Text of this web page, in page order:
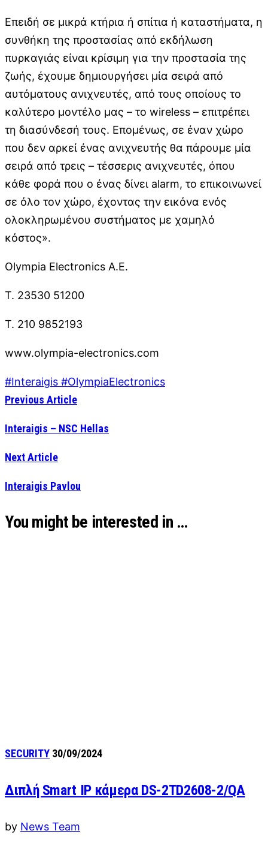
Επειδή σε μικρά κτήρια ή σπίτια ή καταστήματα, η
συνθήκη της προστασίας από εκδήλωση
πυρκαγιάς είναι κρίσιμη για την προστασία της
ζωής, έχουμε δημιουργήσει μία σειρά από
αυτόματους ανιχνευτές, από τους οποίους το
καλύτερο μοντέλο μας – το wireless – επιτρέπει
τη διασύνδεσή τους. Επομένως, σε έναν χώρο
που δεν αρκεί ένας ανιχνευτής θα πάρουμε μία
σειρά από τρεις – τέσσερις ανιχνευτές, όπου
κάθε φορά που ο ένας δίνει alarm, το επικοινωνεί
σε όλο τον χώρο, έχοντας την εικόνα ενός
ολοκληρωμένου συστήματος με χαμηλό
κόστος».
Olympia Electronics A.E.
T. 23530 51200
T. 210 9852193
www.olympia-electronics.com
#Interaigis #OlympiaElectronics
Previous Article
Interaigis – NSC Hellas
Next Article
Interaigis Pavlou
You might be interested in …
SECURITY 30/09/2024
Διπλή Smart IP κάμερα DS-2TD2608-2/QA
by News Team